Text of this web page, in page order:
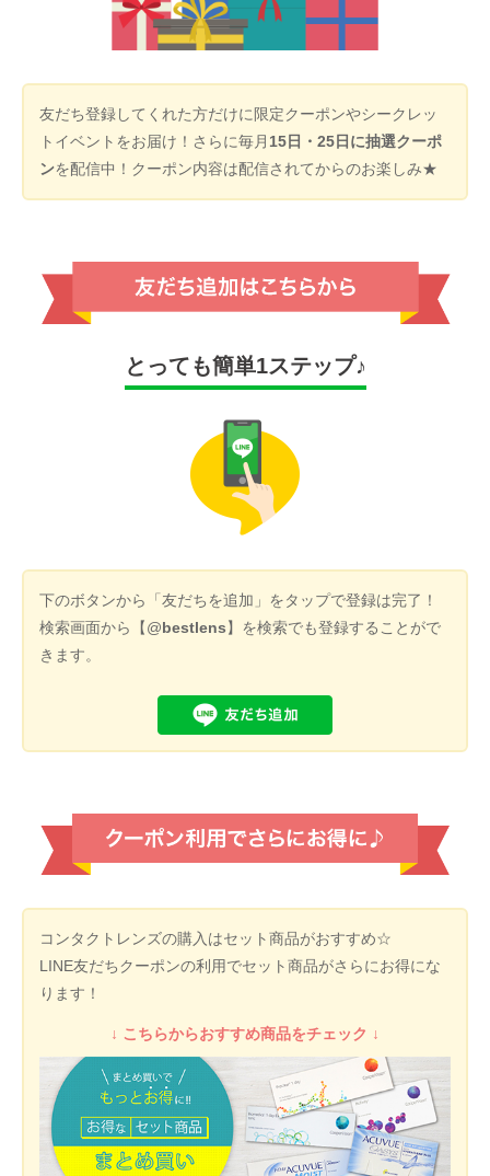
友だち登録してくれた方だけに限定クーポンやシークレッ
トイベントをお届け！さらに毎月 15日・25日に抽選クーポ
ンを配信中！クーポン内容は配信されてからのお楽しみ★
とっても簡単1ステップ♪
下のボタンから「友だちを追加」をタップで登録は完了！
検索画面から【@bestlens】を検索でも登録することがで
きます。
コンタクトレンズの購入はセット商品がおすすめ☆
LINE友だちクーポンの利用でセット商品がさらにお得にな
ります！
↓ こちらからおすすめ商品をチェック ↓